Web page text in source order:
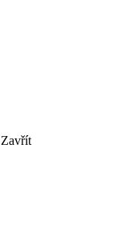
Zavřít